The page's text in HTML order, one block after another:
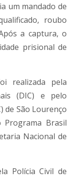
um mandado de
roubo
a captura, o
prisional de
realizada pela
(DIC) e pelo
de São Lourenço
Brasil
Nacional de
Polícia Civil de